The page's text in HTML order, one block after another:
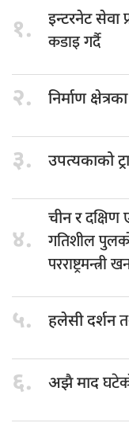
१. इन्टरनेट सेवा
कडाइ गर्दै
२. निर्माण
३. उपत्यकाको
४.
चीन रदक्षिण
गतिशील
परराष्ट्रमन्त्री
५. हलेसी दर्शन
६. अझै माद